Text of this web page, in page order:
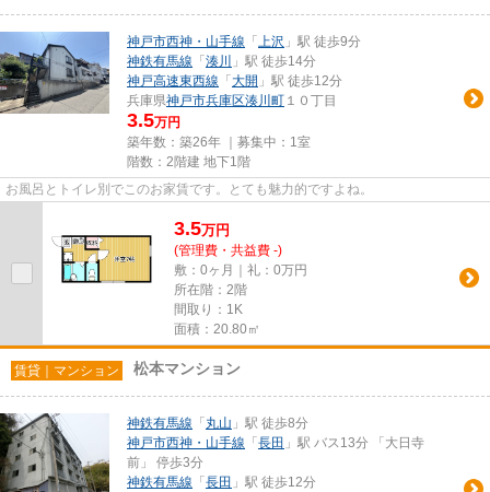
神戸市西神・山手線 「 上沢 」駅 徒歩9分
神鉄有馬線 「 湊川
」駅 徒歩14分
神戸高速東西線 「 大開 」駅 徒歩12分
兵庫県神戸市兵庫区湊川町 １０丁目
3.5万円
築年数：築26年 ｜募集中： 1室
階数：2階建 地下1階
お風呂とトイレ別でこのお家賃です。とても魅力的ですよね。
3.5万円
(管理費・共益費 -)
敷：0ヶ月｜礼：0万円
所在階：2階
間取り：1K
面積：20.80㎡
賃貸｜マンション 松本マンション
神鉄有馬線 「 丸山 」駅 徒歩8分
神戸市西神・山手線 「 長田 」駅 バス13分 「大日寺
前」 停歩3分
神鉄有馬線 「 長田 」駅 徒歩12分